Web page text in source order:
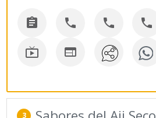
   
 
3